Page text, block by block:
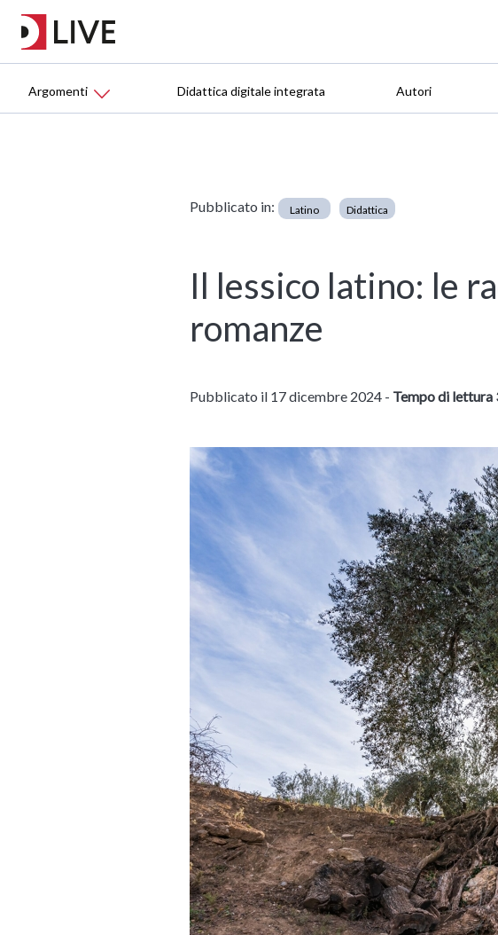
Argomenti Didattica digitale integrata Autori
Pubblicato in: Latino Didattica
Il lessico latino: le
romanze
Pubblicato il 17 dicembre 2024 - Tempo di lettura